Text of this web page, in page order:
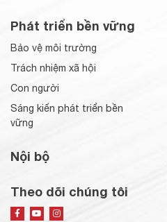
Phát triển bền vững
Bảo vệ môi trường
Trách nhiệm xã hội
Con người
Sáng kiến phát triển bền
vững
Nội bộ
Theo dõi chúng tôi